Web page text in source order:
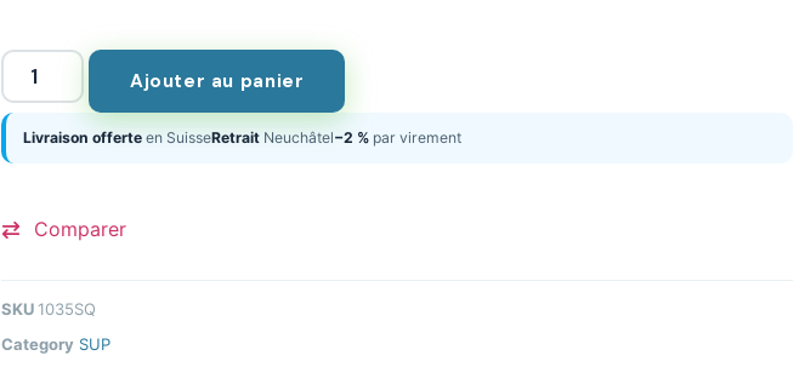
Ajouter au panier
Livraison offerte en SuisseRetrait Neuchâtel−2 % par virement
Comparer
SKU 1035SQ
Category SUP